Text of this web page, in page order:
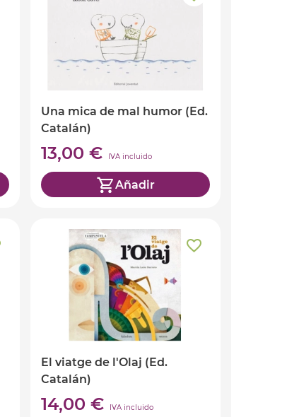
Una mica de mal humor (Ed.
Catalán)
13,00 € IVA incluido
Añadir
El viatge de l'Olaj (Ed.
Catalán)
14,00 € IVA incluido